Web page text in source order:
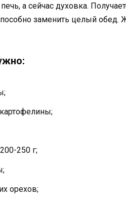
а сейчас духовка.
заменить целый обед.
250 г;
орехов;